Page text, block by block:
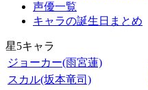
声優一覧
キャラの誕生日まとめ
星5キャラ
ジョーカー(雨宮蓮)
スカル(坂本竜司)